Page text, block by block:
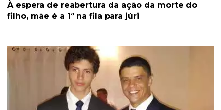
À espera de reabertura da ação da morte do
filho, mãe é a 1ª na fila para júri